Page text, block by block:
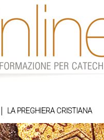
LA PREGHIERA CRISTIANA